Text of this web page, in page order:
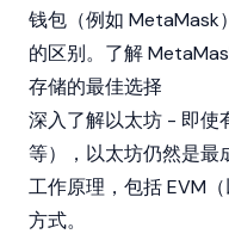
钱包（例如 MetaMask
的区别。了解
存储的最佳选择
深入了解以太坊 - 即使
等），以太坊仍然是最
工作原理，包括 EVM
方式。